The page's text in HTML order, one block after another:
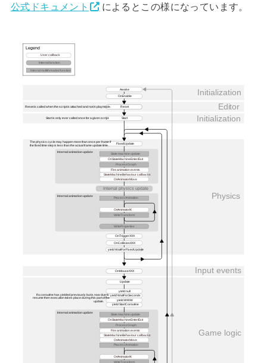
公式ドキュメント によるとこの様になっています。